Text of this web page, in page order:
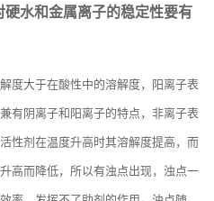
水和金属离子的稳定性要有
度大于在酸性中的溶解度，阳离子表
有阴离子和阳离子的特点，非离子表
性剂在温度升高时其溶解度提高，而
高而降低，所以有浊点出现，浊点一